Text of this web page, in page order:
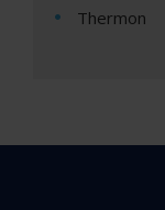
Thermon